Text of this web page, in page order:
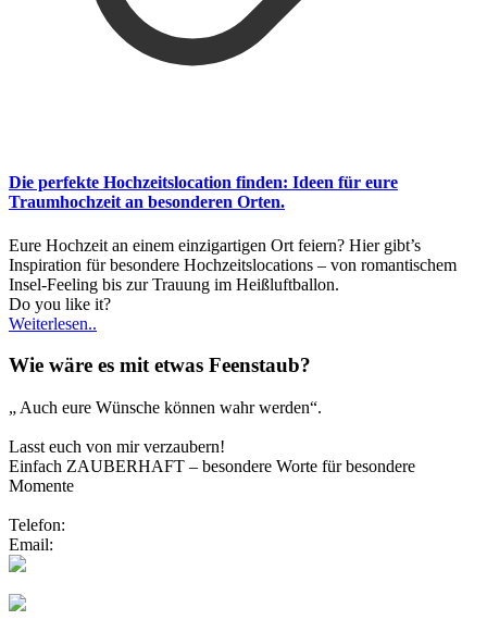
Die perfekte Hochzeitslocation finden: Ideen für eure
Traumhochzeit an besonderen Orten.
Eure Hochzeit an einem einzigartigen Ort feiern? Hier gibt’s
Inspiration für besondere Hochzeitslocations – von romantischem
Insel-Feeling bis zur Trauung im Heißluftballon.
Do you like it?
Weiterlesen..
Wie wäre es mit etwas Feenstaub?
„ Auch eure Wünsche können wahr werden“.
Lasst euch von mir verzaubern!
Einfach ZAUBERHAFT – besondere Worte für besondere
Momente
Telefon:
Email: